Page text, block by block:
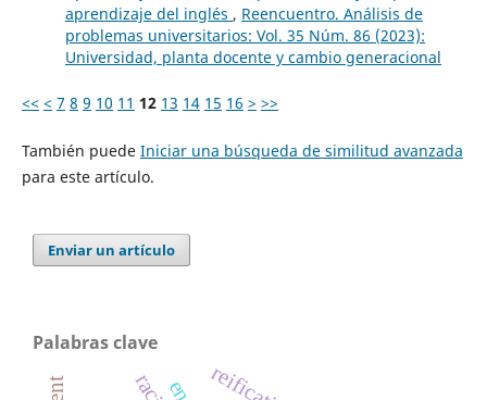
aprendizaje del inglés , Reencuentro. Análisis de
problemas universitarios: Vol. 35 Núm. 86 (2023):
Universidad, planta docente y cambio generacional
<< < 7 8 9 10 11 12 13 14 15 16 > >>
También puede Iniciar una búsqueda de similitud avanzada
para este artículo.
Enviar un artículo
Palabras clave